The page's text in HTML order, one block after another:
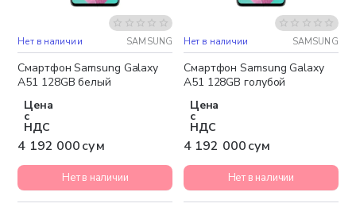
Бесплатная доставка
Нет в наличии SAMSUNG
Смартфон Samsung Galaxy
A51 128GB белый
Цена
с
НДС
4 192 000 сум
Нет в наличии
Бесплатная доставка
Нет в наличии SAMSUNG
Смартфон Samsung Galaxy
A51 128GB голубой
Цена
с
НДС
4 192 000 сум
Нет в наличии